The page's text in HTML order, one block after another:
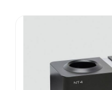
Chirurgisch materiaal
Optometrie/Orthoptie
Optiek & Optometrie
FILTEREN
ZOEKRESULTATEN